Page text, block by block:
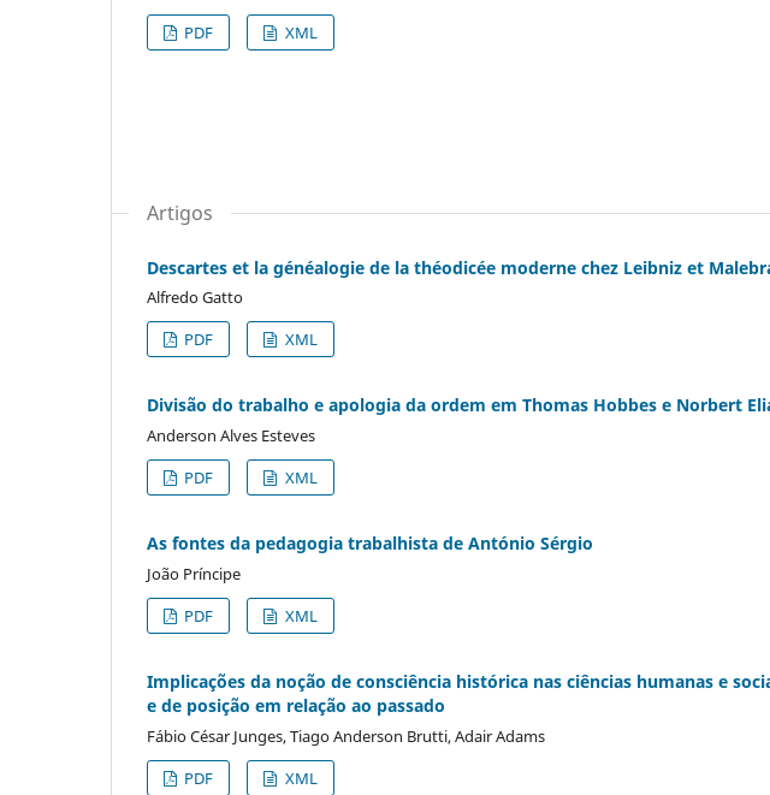
PDF
XML
Artigos
Descartes et la généalogie de la théodicée moderne chez Leibniz et
Alfredo Gatto
PDF
XML
Divisão do trabalho e apologia da ordem em Thomas Hobbes e Norbert
Anderson Alves Esteves
PDF
XML
As fontes da pedagogia trabalhista de António Sérgio
João Príncipe
PDF
XML
Implicações da noção de consciência histórica nas ciências humanas e
e de posição em relação ao passado
Fábio César Junges, Tiago Anderson Brutti, Adair Adams
PDF
XML